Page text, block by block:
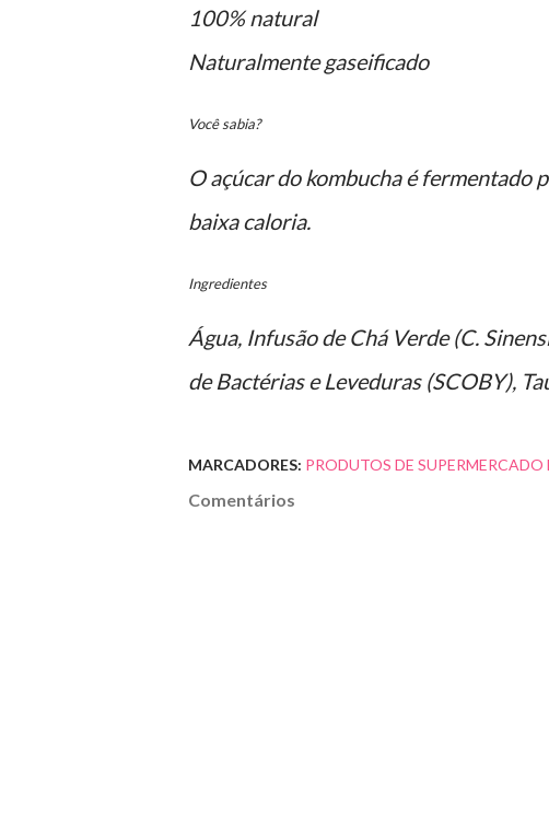
100% natural
Naturalmente gaseificado
Você sabia?
O açúcar do kombucha é fermentado
baixa caloria.
Ingredientes
Água, Infusão de Chá Verde (C.
de Bactérias e Leveduras (SCOBY),
MARCADORES: PRODUTOS DE
Comentários